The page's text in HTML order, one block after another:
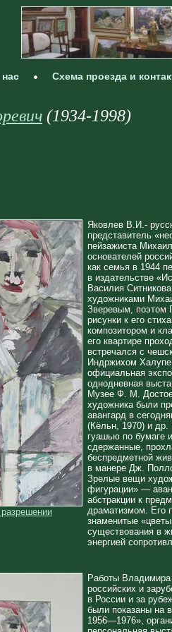
Схема проезда и
(1934‑1998)
Яковлев В.И.-
представитель
пейзажиста
основателей
как семья в 1944
в издательстве
Василия
художниками
Зверевым, поэтом
рисунки к его
композитором и
его квартире
встречался с
Индржихом
официальная
однодневная
Музее Ф. М.
художника были
авангард в
(Кёльн, 1970) и др.
гуашью по бумаге
сдержанные,
беспредметной
в манере Дж.
Зрелые вещи
фигурации» —
абстракции к
драматизмом. Его
знаменитые
существования в
энергией
Работы Владимира
российских и
в России и за
были показаны на
1956—1976»,